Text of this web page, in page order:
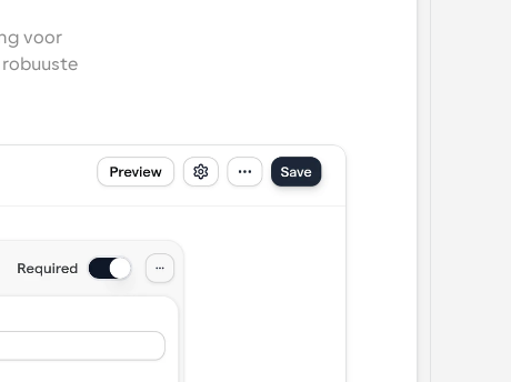
voor